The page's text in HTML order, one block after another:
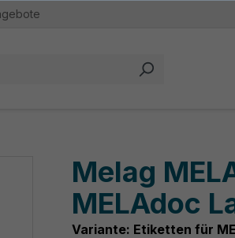
Melag
MELAdoc
Variante: Etiketten für